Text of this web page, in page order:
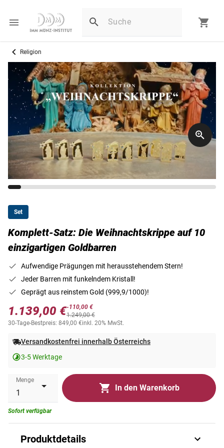
Religion
Set
Komplett-Satz: Die Weihnachtskrippe auf 10
einzigartigen Goldbarren
Aufwendige Prägungen mit herausstehendem Stern!
Jeder Barren mit funkelndem Kristall!
Geprägt aus reinstem Gold (999,9/1000)!
1.139,00 €-110,00 €
1.249,00 €
30-Tage-Bestpreis: 849,00 €inkl. 20% MwSt.
Versandkostenfrei innerhalb Österreichs
3-5 Werktage
Menge
In den Warenkorb
Sofort verfügbar
Produktdetails